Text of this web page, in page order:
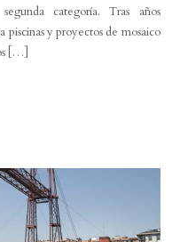
categoría. Tras años
piscinas y proyectos de mosaico
[…]